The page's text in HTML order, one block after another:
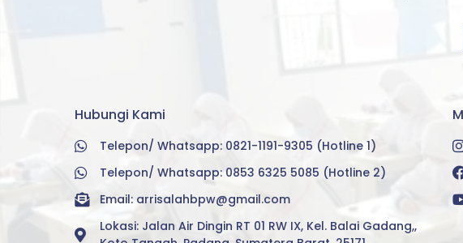
Hubungi Kami
Telepon/ Whatsapp: 0821-1191-9305 (Hotline 1)
Telepon/ Whatsapp: 0853 6325 5085 (Hotline 2)
Email: arrisalahbpw@gmail.com
Lokasi: Jalan Air Dingin RT 01 RW IX, Kel. Balai Gadang,,